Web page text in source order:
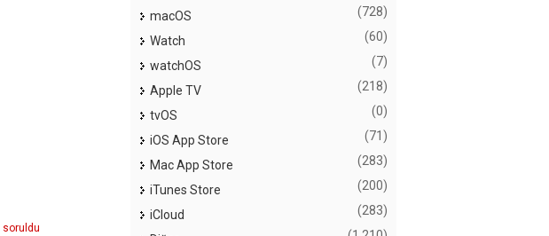
soruldu
macOS (728)
Watch (60)
watchOS (7)
Apple TV (218)
tvOS (0)
iOS App Store (71)
Mac App Store (283)
iTunes Store (200)
iCloud (283)